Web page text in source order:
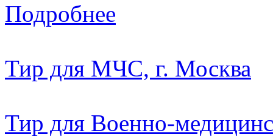
Подробнее
Тир для МЧС, г. Москва
Тир для Военно-